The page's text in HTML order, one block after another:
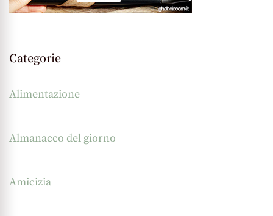
Categorie
Alimentazione
Almanacco del giorno
Amicizia